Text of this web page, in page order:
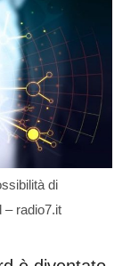
di
– radio7.it